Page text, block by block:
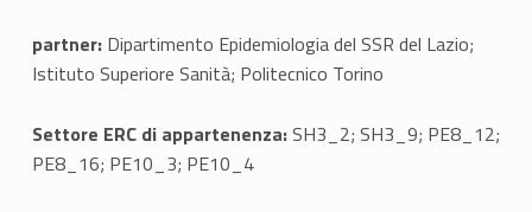
i
m
partner: Dipartimento Epidemiologia del SSR del Lazio;
Istituto Superiore Sanità; Politecnico Torino
Settore ERC di appartenenza:SH3_2; SH3_9; PE8_12;
PE8_16; PE10_3; PE10_4